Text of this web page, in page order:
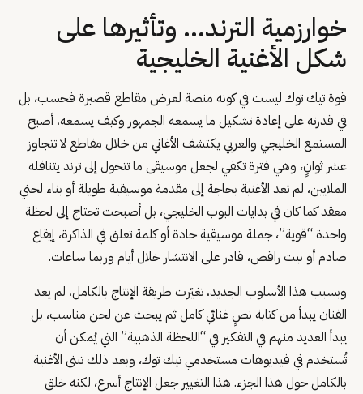
خوارزمية الترند… وتأثيرها على
شكل الأغنية الخليجية
قوة تيك توك ليست في كونه منصة لعرض مقاطع قصيرة فحسب، بل
في قدرته على إعادة تشكيل ما يسمعه الجمهور وكيف يسمعه، أصبح
المستمع الخليجي والعربي يكتشف الأغاني من خلال مقاطع لا تتجاوز
عشر ثوانٍ، وهي فترة تكفي لجعل موسيقى ما تتحول إلى ترند يتناقله
الملايين، لم تعد الأغنية بحاجة إلى مقدمة موسيقية طويلة أو بناء لحني
معقد كما كان في بدايات البوب الخليجي، بل أصبحت تحتاج إلى لحظة
واحدة “قوية”، جملة موسيقية حادة أو كلمة تعلق في الذاكرة، إيقاع
صادم أو بيت راقص، قادر على الانتشار خلال أيام وربما ساعات.
وبسبب هذا الأسلوب الجديد، تغيّرت طريقة الإنتاج بالكامل، لم يعد
الفنان يبدأ من كتابة نصٍ غنائي كامل ثم يبحث عن لحن مناسب، بل
يبدأ العديد منهم في التفكير في “اللحظة الذهبية” التي يُمكن أن
تُستخدم في فيديوهات مستخدمي تيك توك، وبعد ذلك تبنى الأغنية
بالكامل حول هذا الجزء. هذا التغيير جعل الإنتاج أسرع، لكنه خلق